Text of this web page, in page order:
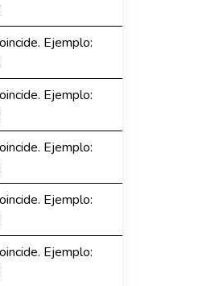
Ejemplo:
Ejemplo:
Ejemplo:
Ejemplo:
Ejemplo: